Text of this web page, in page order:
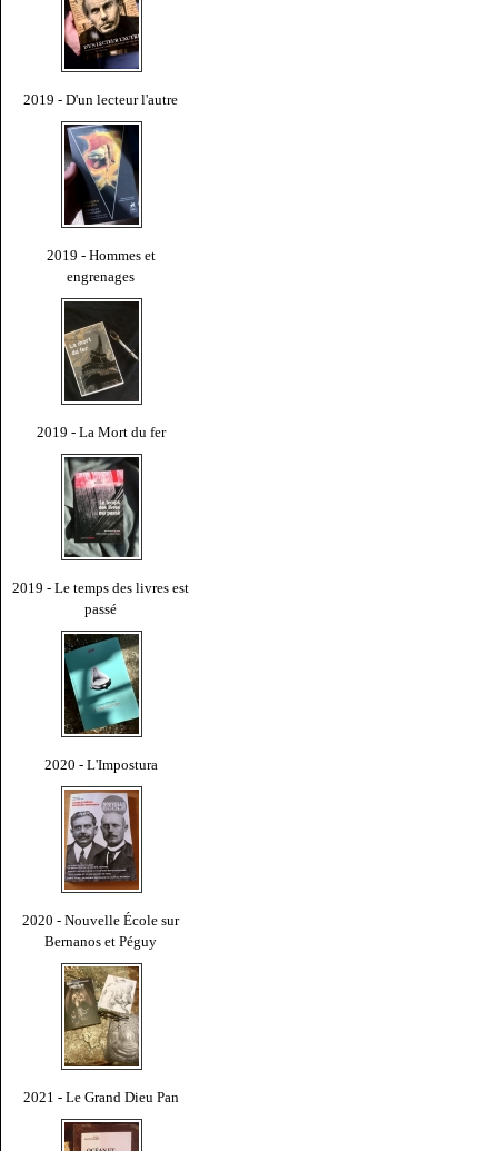
2019 - D'un lecteur l'autre
2019 - Hommes et
engrenages
2019 - La Mort du fer
2019 - Le temps des livres est
passé
2020 - L'Impostura
2020 - Nouvelle École sur
Bernanos et Péguy
2021 - Le Grand Dieu Pan